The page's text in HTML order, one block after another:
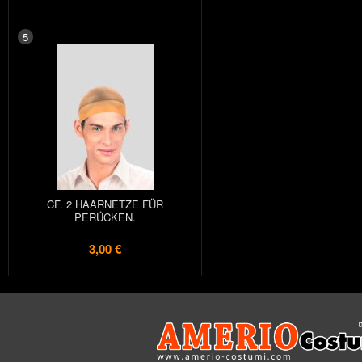
5
CF. 2 HAARNETZE FÜR
PERÜCKEN.
3,00 €